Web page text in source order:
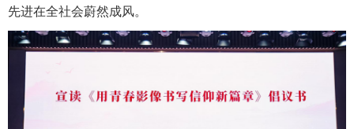
先进在全社会蔚然成风。